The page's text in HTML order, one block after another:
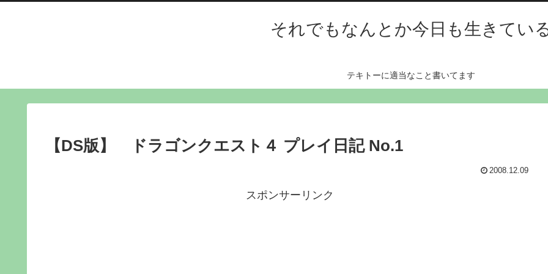
それでもなんとか今日も生きてい
テキトーに適当なこと書いてます
【DS版】 ドラゴンクエスト４ プレイ日記 No.1
2008.12.09
スポンサーリンク